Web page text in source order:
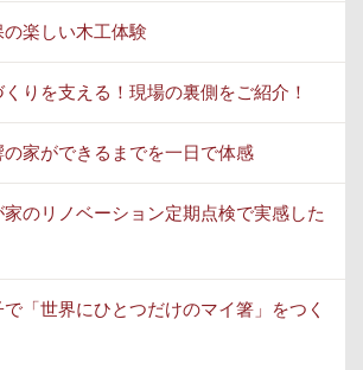
の楽しい木工体験
くりを支える！現場の裏側をご紹介！
の家ができるまでを一日で体感
家のリノベーション定期点検で実感した
で「世界にひとつだけのマイ箸」をつく